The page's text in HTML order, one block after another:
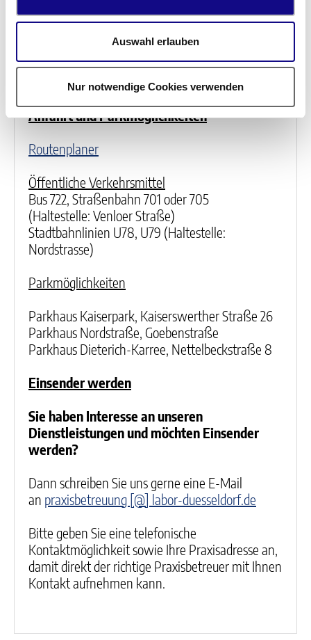
Auswahl erlauben
Nur notwendige Cookies verwenden
Allgemeine Informationen
Anfahrt und Parkmöglichkeiten
Routenplaner
Öffentliche Verkehrsmittel
Bus 722, Straßenbahn 701 oder 705
(Haltestelle: Venloer Straße)
Stadtbahnlinien U78, U79 (Haltestelle:
Nordstrasse)
Parkmöglichkeiten
Parkhaus Kaiserpark, Kaiserswerther Straße 26
Parkhaus Nordstraße, Goebenstraße
Parkhaus Dieterich-Karree, Nettelbeckstraße 8
Einsender werden
Sie haben Interesse an unseren
Dienstleistungen und möchten Einsender
werden?
Dann schreiben Sie uns gerne eine E-Mail
an praxisbetreuung [@] labor-duesseldorf.de
Bitte geben Sie eine telefonische
Kontaktmöglichkeit sowie Ihre Praxisadresse an,
damit direkt der richtige Praxisbetreuer mit Ihnen
Kontakt aufnehmen kann.